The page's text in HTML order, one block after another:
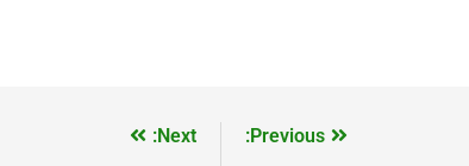
Previous:
Next: